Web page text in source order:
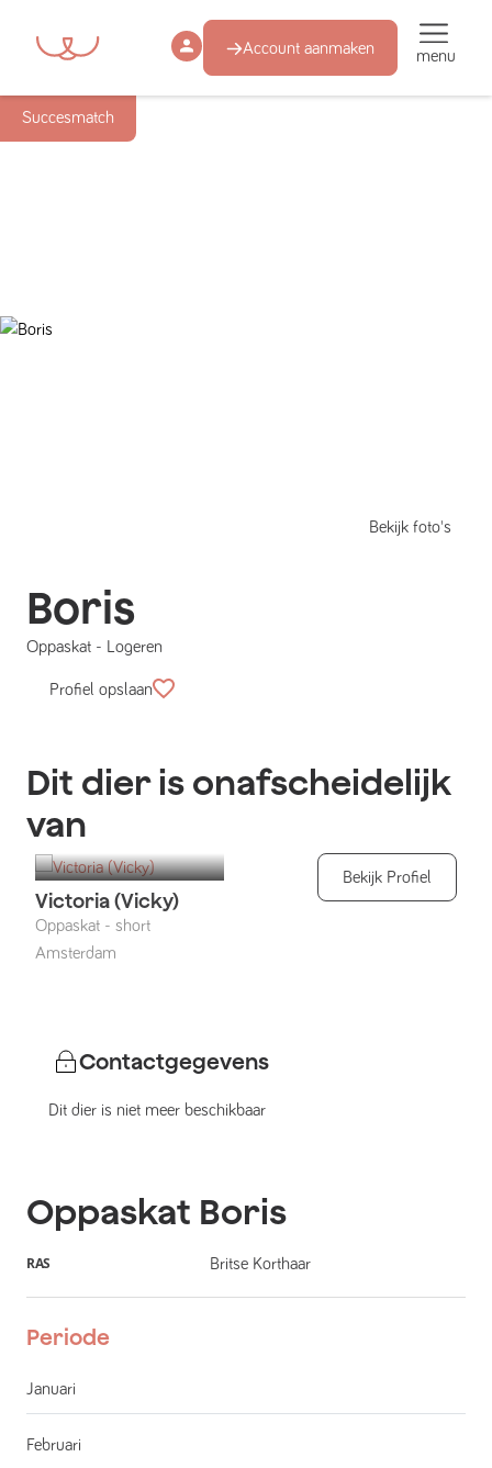
Account aanmaken menu
Succesmatch
Bekijk foto's
Boris
Oppaskat - Logeren
Profiel opslaan
Dit dier is onafscheidelijk
van
Victoria (Vicky)
Oppaskat - short
Amsterdam
Bekijk Profiel
Contactgegevens
Dit dier is niet meer beschikbaar
Oppaskat Boris
RAS Britse Korthaar
Periode
Januari
Februari